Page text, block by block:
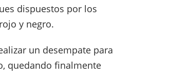
dispuestos por los
y negro.
un desempate para
quedando finalmente